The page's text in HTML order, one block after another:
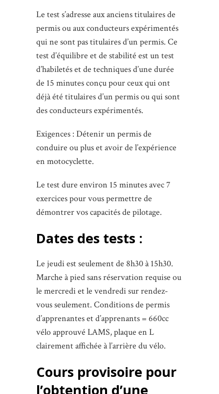
Le test s’adresse aux anciens titulaires de
permis ou aux conducteurs expérimentés
qui ne sont pas titulaires d’un permis. Ce
test d’équilibre et de stabilité est un test
d’habiletés et de techniques d’une durée
de 15 minutes conçu pour ceux qui ont
déjà été titulaires d’un permis ou qui sont
des conducteurs expérimentés.
Exigences : Détenir un permis de
conduire ou plus et avoir de l’expérience
en motocyclette.
Le test dure environ 15 minutes avec 7
exercices pour vous permettre de
démontrer vos capacités de pilotage.
Dates des tests :
Le jeudi est seulement de 8h30 à 15h30.
Marche à pied sans réservation requise ou
le mercredi et le vendredi sur rendez-
vous seulement. Conditions de permis
d’apprenantes et d’apprenants = 660cc
vélo approuvé LAMS, plaque en L
clairement affichée à l’arrière du vélo.
Cours provisoire pour
l’obtention d’une